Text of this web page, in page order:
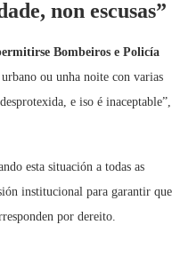
non escusas”
Bombeiros e Policía
urbano ou unha noite con varias
e iso é inaceptable”,
esta situación a todas as
institucional para garantir que
por dereito.